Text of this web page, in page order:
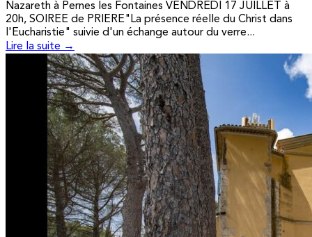
Nazareth à Pernes les Fontaines VENDREDI 17 JUILLET à
20h, SOIREE de PRIERE"La présence réelle du Christ dans
l'Eucharistie" suivie d'un échange autour du verre...
Lire la suite →